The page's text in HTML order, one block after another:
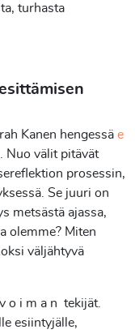
turhasta
Kanen hengessä e
Nuo välit pitävät
prosessin,
Se juuri on
metsästä ajassa,
olemme? Miten
väljähtyvä
o i m a n tekijät.
esiintyjälle,